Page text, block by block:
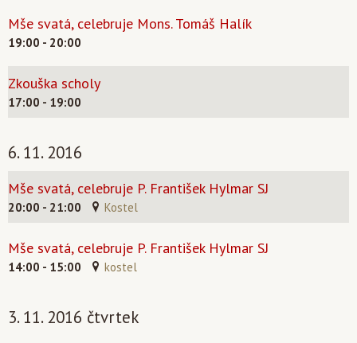
Mše svatá, celebruje Mons. Tomáš Halík
19:00 - 20:00
Zkouška scholy
17:00 - 19:00
6. 11. 2016
Mše svatá, celebruje P. František Hylmar SJ
20:00 - 21:00 Kostel
Mše svatá, celebruje P. František Hylmar SJ
14:00 - 15:00 kostel
3. 11. 2016 čtvrtek